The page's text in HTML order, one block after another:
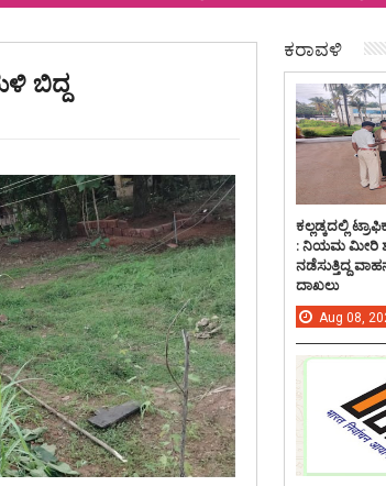
ಬಿದ್ದ
ಕರಾವಳಿ
ಕಲ್ಲಡ್ಕದಲ್ಲಿ
: ನಿಯಮ ಮೀರಿ
ನಡೆಸುತ್ತಿದ್ದ
ದಾಖಲು
Aug 08,